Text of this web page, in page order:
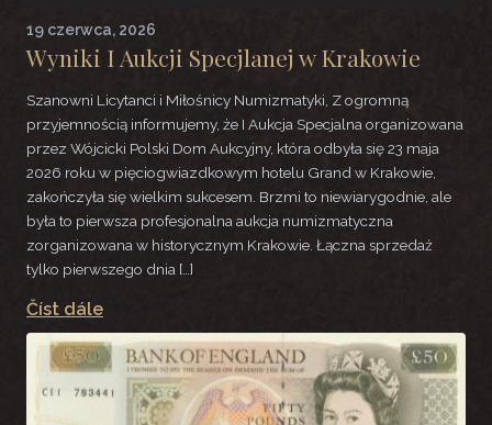
19 czerwca, 2026
Wyniki I Aukcji Specjlanej w Krakowie
Szanowni Licytanci i Miłośnicy Numizmatyki, Z ogromną
przyjemnością informujemy, że I Aukcja Specjalna organizowana
przez Wójcicki Polski Dom Aukcyjny, która odbyła się 23 maja
2026 roku w pięciogwiazdkowym hotelu Grand w Krakowie,
zakończyła się wielkim sukcesem. Brzmi to niewiarygodnie, ale
była to pierwsza profesjonalna aukcja numizmatyczna
zorganizowana w historycznym Krakowie. Łączna sprzedaż
tylko pierwszego dnia […]
Číst dále